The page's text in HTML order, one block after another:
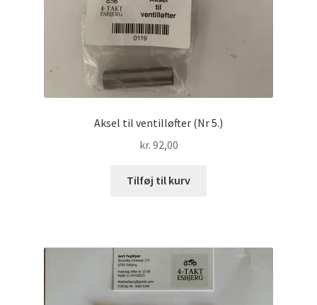
Aksel til ventilløfter (Nr 5.)
kr. 92,00
Tilføj til kurv